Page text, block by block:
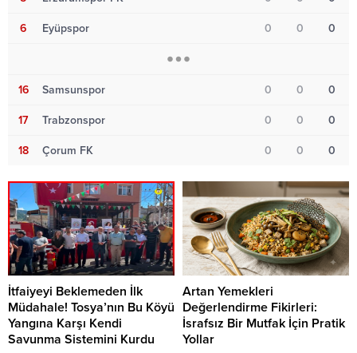
6 Eyüpspor 0 0 0
16 Samsunspor 0 0 0
17 Trabzonspor 0 0 0
18 Çorum FK 0 0 0
İtfaiyeyi Beklemeden İlk
Müdahale! Tosya’nın Bu Köyü
Yangına Karşı Kendi
Savunma Sistemini Kurdu
Artan Yemekleri
Değerlendirme Fikirleri:
İsrafsız Bir Mutfak İçin Pratik
Yollar